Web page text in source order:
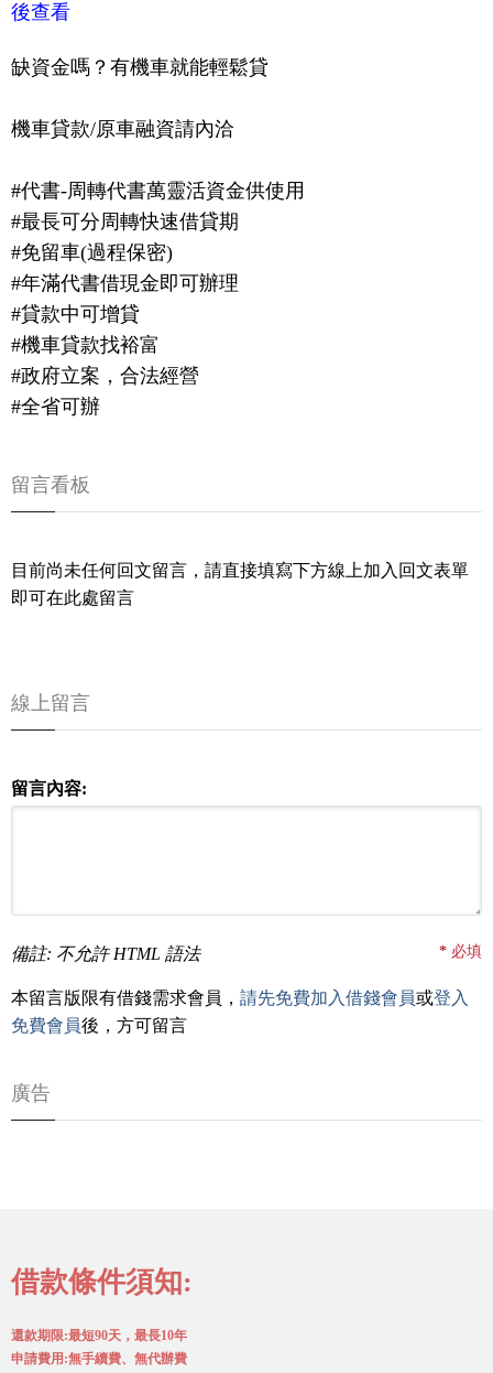
後查看
缺資金嗎？有機車就能輕鬆貸
機車貸款/原車融資請內洽
#代書-周轉代書萬靈活資金供使用
#最長可分周轉快速借貸期
#免留車(過程保密)
#年滿代書借現金即可辦理
#貸款中可增貸
#機車貸款找裕富
#政府立案，合法經營
#全省可辦
留言看板
目前尚未任何回文留言，請直接填寫下方線上加入回文表單
即可在此處留言
線上留言
留言內容:
備註: 不允許 HTML 語法 * 必填
本留言版限有借錢需求會員， 請先免費加入借錢會員或登入
免費會員後，方可留言
廣告
借款條件須知:
還款期限:最短90天，最長10年
申請費用:無手續費、無代辦費